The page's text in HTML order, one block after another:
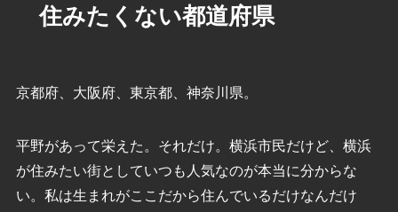
住みたくない都道府県
京都府、大阪府、東京都、神奈川県。
平野があって栄えた。それだけ。横浜市民だけど、横浜
が住みたい街としていつも人気なのが本当に分からな
い。私は生まれがここだから住んでいるだけなんだけ